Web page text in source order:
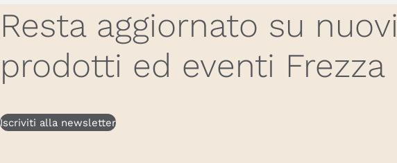
Resta aggiornato su nuovi
prodotti ed eventi Frezza
Iscriviti alla newsletter